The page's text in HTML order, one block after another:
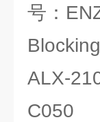
号：
ALX-
C050